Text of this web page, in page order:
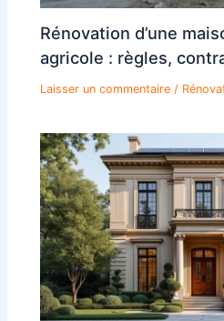
Rénovation d’une
agricole : règles,
Laisser un commentaire /